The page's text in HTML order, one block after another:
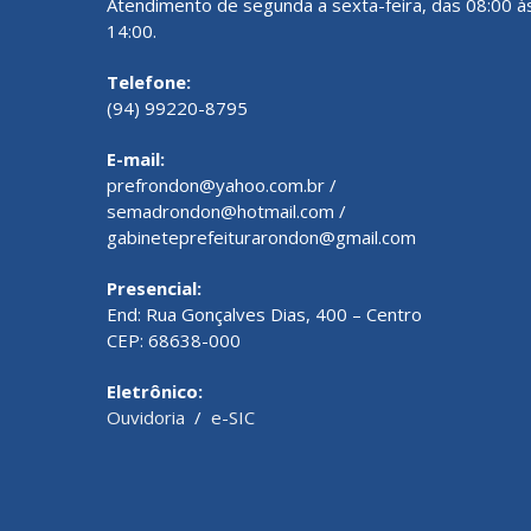
14:00.
Telefone:
(94) 99220-8795
E-mail:
prefrondon@yahoo.com.br /
semadrondon@hotmail.com /
gabineteprefeiturarondon@gmail.com
Presencial:
End: Rua Gonçalves Dias, 400 – Centro
CEP: 68638-000
Eletrônico:
Ouvidoria / e-SIC